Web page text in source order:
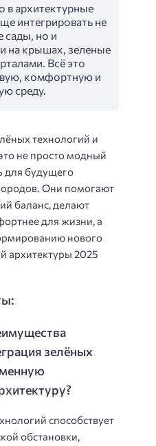
в архитектурные
интегрировать не
сады, но и
на крышах, зеленые
Всё это
комфортную и
среду.
технологий и
не просто модный
для будущего
Они помогают
баланс, делают
для жизни, а
нового
архитектуры 2025
зелёных
способствует
обстановки,